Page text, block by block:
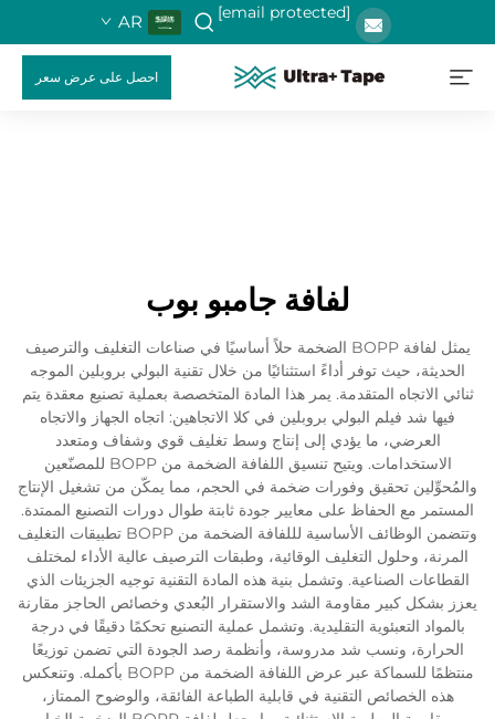
[email protected]
AR
احصل على عرض سعر
لفافة جامبو بوب
يمثل لفافة BOPP الضخمة حلاً أساسيًا في صناعات التغليف والترصيف
الحديثة، حيث توفر أداءً استثنائيًا من خلال تقنية البولي بروبلين الموجه
ثنائي الاتجاه المتقدمة. يمر هذا المادة المتخصصة بعملية تصنيع معقدة يتم
فيها شد فيلم البولي بروبلين في كلا الاتجاهين: اتجاه الجهاز والاتجاه
العرضي، ما يؤدي إلى إنتاج وسط تغليف قوي وشفاف ومتعدد
الاستخدامات. ويتيح تنسيق اللفافة الضخمة من BOPP للمصنّعين
والمُحوِّلين تحقيق وفورات ضخمة في الحجم، مما يمكّن من تشغيل الإنتاج
المستمر مع الحفاظ على معايير جودة ثابتة طوال دورات التصنيع الممتدة.
وتتضمن الوظائف الأساسية لللفافة الضخمة من BOPP تطبيقات التغليف
المرنة، وحلول التغليف الوقائية، وطبقات الترصيف عالية الأداء لمختلف
القطاعات الصناعية. وتشمل بنية هذه المادة التقنية توجيه الجزيئات الذي
يعزز بشكل كبير مقاومة الشد والاستقرار البُعدي وخصائص الحاجز مقارنة
بالمواد التعبئوية التقليدية. وتشمل عملية التصنيع تحكمًا دقيقًا في درجة
الحرارة، ونسب شد مدروسة، وأنظمة رصد الجودة التي تضمن توزيعًا
منتظمًا للسماكة عبر عرض اللفافة الضخمة من BOPP بأكمله. وتنعكس
هذه الخصائص التقنية في قابلية الطباعة الفائقة، والوضوح الممتاز،